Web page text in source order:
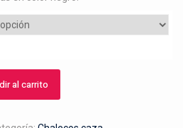
al carrito